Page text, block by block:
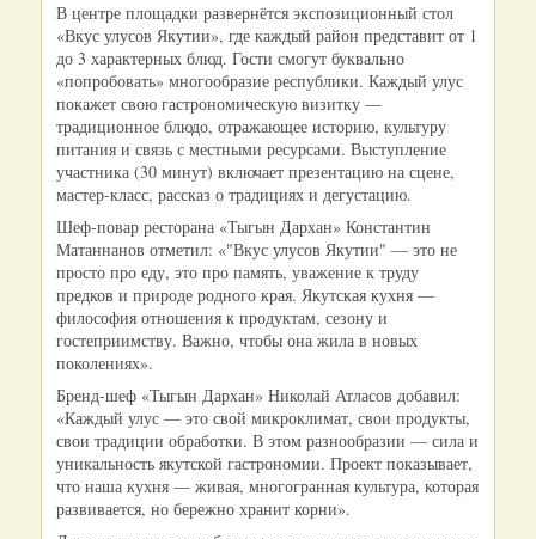
В центре площадки развернётся экспозиционный стол
«Вкус улусов Якутии», где каждый район представит от 1
до 3 характерных блюд. Гости смогут буквально
«попробовать» многообразие республики. Каждый улус
покажет свою гастрономическую визитку —
традиционное блюдо, отражающее историю, культуру
питания и связь с местными ресурсами. Выступление
участника (30 минут) включает презентацию на сцене,
мастер-класс, рассказ о традициях и дегустацию.
Шеф-повар ресторана «Тыгын Дархан» Константин
Матаннанов отметил: «"Вкус улусов Якутии" — это не
просто про еду, это про память, уважение к труду
предков и природе родного края. Якутская кухня —
философия отношения к продуктам, сезону и
гостеприимству. Важно, чтобы она жила в новых
поколениях».
Бренд-шеф «Тыгын Дархан» Николай Атласов добавил:
«Каждый улус — это свой микроклимат, свои продукты,
свои традиции обработки. В этом разнообразии — сила и
уникальность якутской гастрономии. Проект показывает,
что наша кухня — живая, многогранная культура, которая
развивается, но бережно хранит корни».